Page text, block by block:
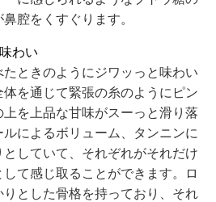
会社概要
腔をくすぐります。
わい
ときのようにジワッっと味わい
を通じて緊張の糸のようにピン
を上品な甘味がスーっと滑り落
によるボリューム、タンニンに
していて、それぞれがそれだけ
て感じ取ることができます。ロ
とした骨格を持っており、それ